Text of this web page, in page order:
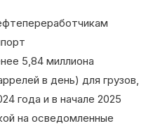
5,84 миллиона
в день) для грузов,
года и в начале 2025
на осведомленные